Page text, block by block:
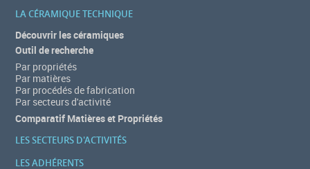
LA CÉRAMIQUE TECHNIQUE
Découvrir les céramiques
Outil de recherche
Par propriétés
Par matières
Par procédés de fabrication
Par secteurs d'activité
Comparatif Matières et Propriétés
LES SECTEURS D'ACTIVITÉS
LES ADHÉRENTS